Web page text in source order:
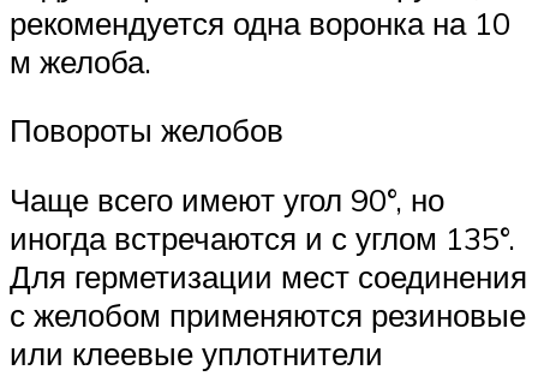
рекомендуется одна воронка на 10
м желоба.
Повороты желобов
Чаще всего имеют угол 90°, но
иногда встречаются и с углом 135°.
Для герметизации мест соединения
с желобом применяются резиновые
или клеевые уплотнители